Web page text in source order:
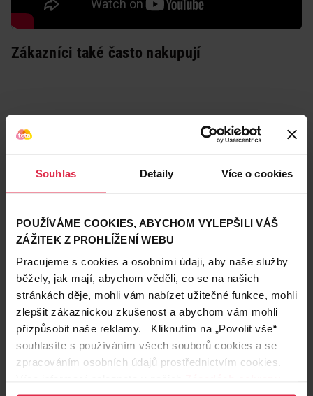
Souhlas Detaily Více o cookies
POUŽÍVÁME COOKIES, ABYCHOM VYLEPŠILI VÁŠ
ZÁŽITEK Z PROHLÍŽENÍ WEBU
Pracujeme s cookies a osobními údaji, aby naše služby
běžely, jak mají, abychom věděli, co se na našich
stránkách děje, mohli vám nabízet užitečné funkce, mohli
zlepšit zákaznickou zkušenost a abychom vám mohli
přizpůsobit naše reklamy. Kliknutím na „Povolit vše“
souhlasíte s používáním všech souborů cookies a se
zpracováním osobních údajů prostřednictvím cookies.
Zákazníci také často nakupují
Podobné produkty